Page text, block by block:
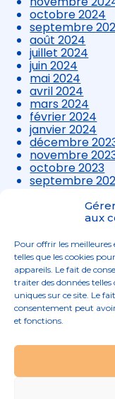
aux
Pour offrir les meilleures
telles que les cookies
appareils. Le fait de
traiter des données
uniques sur ce site. Le
consentement peut
et fonctions.
octobre 2024
septembre
août 2024
juillet 2024
juin 2024
mai 2024
avril 2024
mars 2024
février 2024
janvier 2024
décembre
novembre
octobre 2023
septembre
août 2023
juillet 2023
avril 2023
mars 2023
02